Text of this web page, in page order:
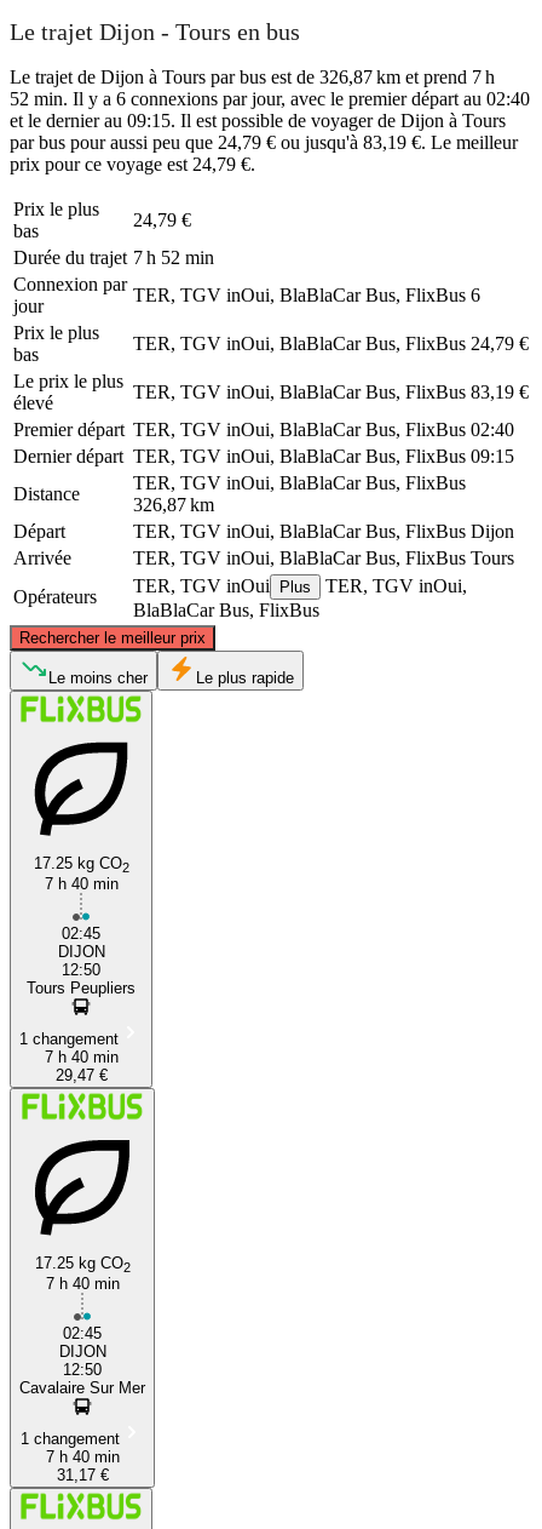
Le trajet Dijon - Tours en bus
Le trajet de Dijon à Tours par bus est de 326,87 km et prend 7 h
52 min. Il y a 6 connexions par jour, avec le premier départ au 02:40
et le dernier au 09:15. Il est possible de voyager de Dijon à Tours
par bus pour aussi peu que 24,79 € ou jusqu'à 83,19 €. Le meilleur
prix pour ce voyage est 24,79 €.
Prix ​​le plus
bas
24,79 €
Durée du trajet 7 h 52 min
Connexion par
jour
TER, TGV inOui, BlaBlaCar Bus, FlixBus 6
Prix ​​le plus
bas
TER, TGV inOui, BlaBlaCar Bus, FlixBus 24,79 €
Le prix le plus
élevé
TER, TGV inOui, BlaBlaCar Bus, FlixBus 83,19 €
Premier départ TER, TGV inOui, BlaBlaCar Bus, FlixBus 02:40
Dernier départ TER, TGV inOui, BlaBlaCar Bus, FlixBus 09:15
Distance
TER, TGV inOui, BlaBlaCar Bus, FlixBus
326,87 km
Départ
TER, TGV inOui, BlaBlaCar Bus, FlixBus Dijon
Arrivée
TER, TGV inOui, BlaBlaCar Bus, FlixBus Tours
Opérateurs
TER, TGV inOui Plus
TER, TGV inOui,
BlaBlaCar Bus, FlixBus
Rechercher le meilleur prix
Tours
©CARTO
Le moins cher Le plus rapide
17.25 kg CO2
7 h 40 min
02:45
DIJON
12:50
Tours Peupliers
1 changement
7 h 40 min
29,47 €
17.25 kg CO2
7 h 40 min
02:45
DIJON
12:50
Cavalaire Sur Mer
1 changement
7 h 40 min
31,17 €